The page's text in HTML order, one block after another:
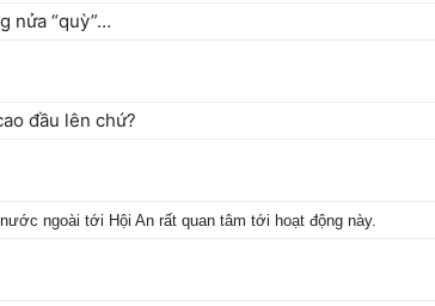
nửa “quỳ”…
đầu lên chứ?
ngoài tới Hội An rất quan tâm tới hoạt động này.